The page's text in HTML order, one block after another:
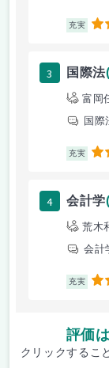
充実 5
3 国際法
富岡
国際
充実 5
4 会計学
荒木
会計
充実 4
評価
クリックするこ